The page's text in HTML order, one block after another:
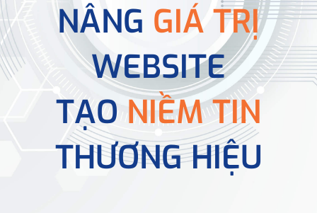
NÂNG GIÁ TRỊ
WEBSITE
TẠONIỀM TIN
THƯƠNG HIỆU